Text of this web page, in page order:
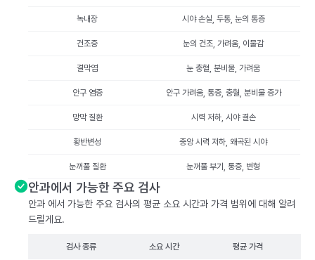
녹내장 시야 손실, 두통, 눈의 통증
건조증 눈의 건조, 가려움, 이물감
결막염 눈 충혈, 분비물, 가려움
안구 염증 안구 가려움, 통증, 충혈, 분비물 증가
망막 질환 시력 저하, 시야 결손
황반변성 중앙 시력 저하, 왜곡된 시야
눈꺼풀 질환 눈꺼풀 부기, 통증, 변형
안과에서 가능한 주요 검사
안과 에서 가능한 주요 검사의 평균 소요 시간과 가격 범위에 대해 알려
드릴게요.
검사 종류 소요 시간 평균 가격